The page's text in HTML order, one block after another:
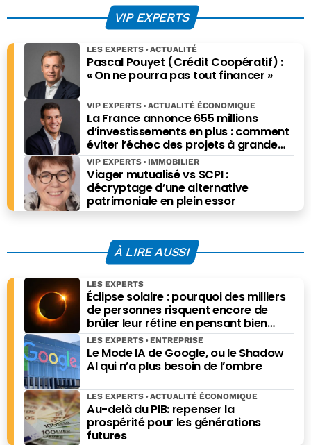
VIP EXPERTS
Pascal Pouyet (Crédit Coopératif) :
« On ne pourra pas tout financer »
LES EXPERTS ACTUALITÉ
La France annonce 655 millions
d’investissements en plus : comment
éviter l’échec des projets à grande
échelle ?
VIP EXPERTS ACTUALITÉ ÉCONOMIQUE
Viager mutualisé vs SCPI :
décryptage d’une alternative
patrimoniale en plein essor
VIP EXPERTS IMMOBILIER
À LIRE AUSSI
Éclipse solaire : pourquoi des milliers
de personnes risquent encore de
brûler leur rétine en pensant bien
faire
LES EXPERTS
Le Mode IA de Google, ou le Shadow
AI qui n’a plus besoin de l’ombre
LES EXPERTS ENTREPRISE
Au-delà du PIB: repenser la
prospérité pour les générations
futures
LES EXPERTS ACTUALITÉ ÉCONOMIQUE